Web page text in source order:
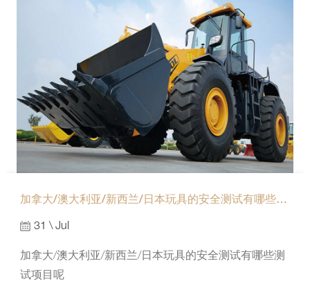
加拿大/澳大利亚/新西兰/日本玩具的安全测试有哪些测试项目呢
31 \ Jul
加拿大/澳大利亚/新西兰/日本玩具的安全测试有哪些测
试项目呢